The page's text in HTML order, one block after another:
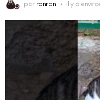
par ronron il y a